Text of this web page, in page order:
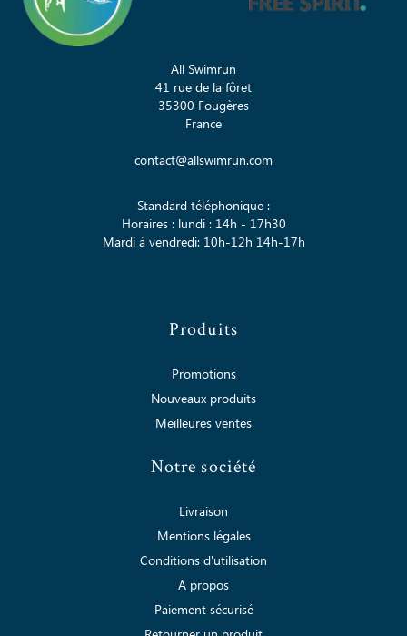
All Swimrun
41 rue de la fôret
35300 Fougères
France
contact@allswimrun.com
Standard téléphonique :
Horaires : lundi : 14h - 17h30
Mardi à vendredi: 10h-12h 14h-17h
Produits
Promotions
Nouveaux produits
Meilleures ventes
Notre société
Livraison
Mentions légales
Conditions d'utilisation
A propos
Paiement sécurisé